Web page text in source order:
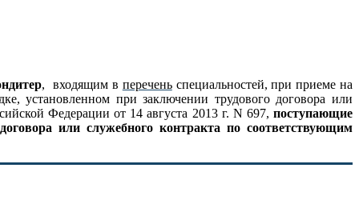
, входящим в переченьспециальностей, при приеме на
установленном при заключении трудового договора или
Федерации от 14 августа 2013 г. N 697, поступающие
или служебного контракта по соответствующим